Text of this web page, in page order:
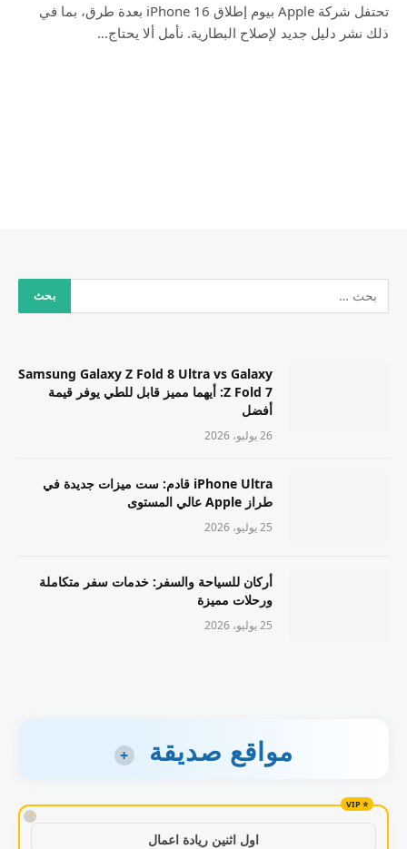
تحتفل شركة Apple بيوم إطلاق iPhone 16 بعدة طرق، بما في
ذلك نشر دليل جديد لإصلاح البطارية. نأمل ألا يحتاج…
Samsung Galaxy Z Fold 8 Ultra vs Galaxy
Z Fold 7: أيهما مميز قابل للطي يوفر قيمة
أفضل
26 يوليو، 2026
iPhone Ultra قادم: ست ميزات جديدة في
طراز Apple عالي المستوى
25 يوليو، 2026
أركان للسياحة والسفر: خدمات سفر متكاملة
ورحلات مميزة
25 يوليو، 2026
مواقع صديقة +
!
اول اثنين ريادة اعمال